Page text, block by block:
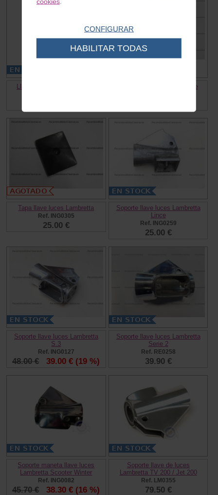
Llave luces Lambretta Lince Llave luces Lambretta Lince
Tapa llave luces Lambretta
Ref. ING0305
25.00 €
Soporte llave luces Lambretta
Lince
Ref. ING0259
25.00 €
Soporte llave luces Lambretta
S.3
Ref. ING0127
48.00 € 39.00 € (19 %)
Soporte llave luces Lambretta
Serie 2
Ref. RE0258
39.90 €
Soporte maneta llave luces
Lambretta Scooter Winter
Ref. ING0082
45.70 € 38.30 € (16 %)
Soporte llave de luces
Lambretta TV 200 / Jet 200
Ref. LM0355
79.50 €
CONFIGURAR
HABILITAR TODAS